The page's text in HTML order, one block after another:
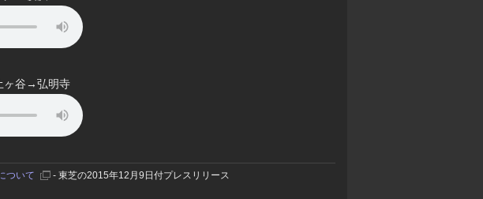
ヶ谷→弘明寺
ついて - 東芝の2015年12月9日付プレスリリース